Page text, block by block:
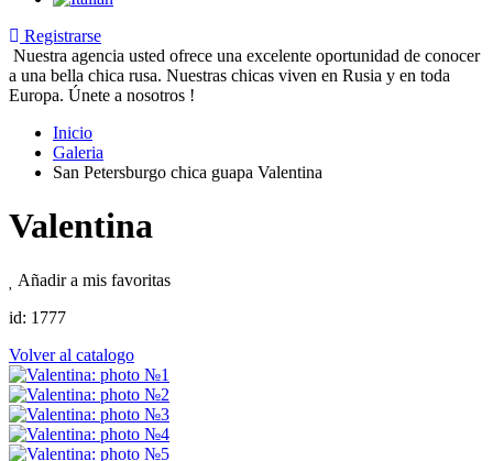
Registrarse
Nuestra agencia usted ofrece una excelente oportunidad de conocer
a una bella chica rusa. Nuestras сhicas viven en Rusia y en toda
Europa. Únete a nosotros !
Inicio
Galeria
San Petersburgo chica guapa Valentina
Valentina
Añadir a mis favoritas
id: 1777
Volver al catalogo